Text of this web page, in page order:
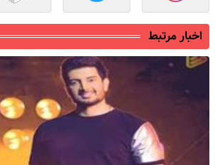
اخبار مرتبط